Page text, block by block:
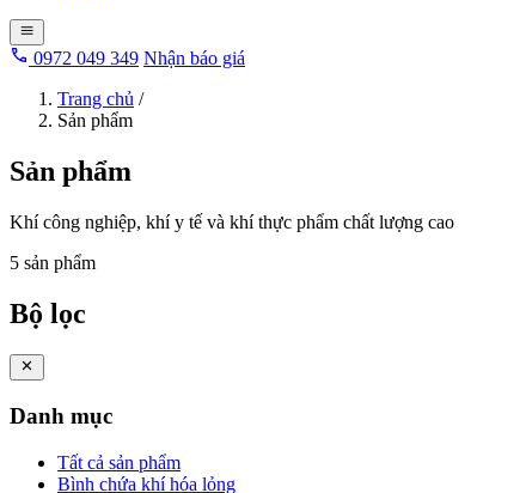
0972 049 349 Nhận báo giá
Trang chủ /
Sản phẩm
Sản phẩm
Khí công nghiệp, khí y tế và khí thực phẩm chất lượng cao
5 sản phẩm
Bộ lọc
Danh mục
Tất cả sản phẩm
Bình chứa khí hóa lỏng